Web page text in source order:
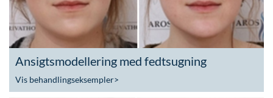
Ansigtsmodellering med fedtsugning
Vis behandlingseksempler>